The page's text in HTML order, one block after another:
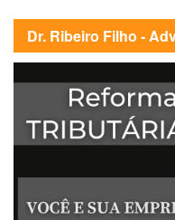
Dr. Ribeiro Filho -